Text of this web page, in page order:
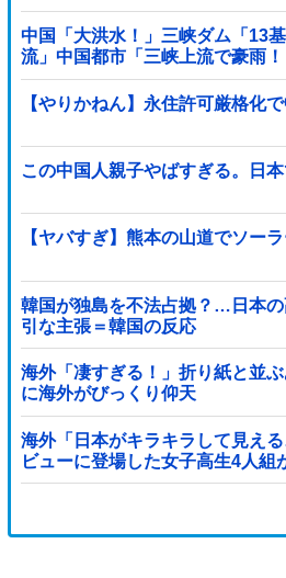
中国「大洪水！」三峡ダム「13
流」中国都市「三峡上流で豪雨
江と黄河「同時氾濫危機」台風
【やりかねん】永住許可厳格化
この中国人親子やばすぎる。日
【ヤバすぎ】熊本の山道でソー
韓国が独島を不法占拠？…日本
引な主張＝韓国の反応
海外「凄すぎる！」折り紙と並
に海外がびっくり仰天
海外「日本がキラキラして見え
ビューに登場した女子高生4人組